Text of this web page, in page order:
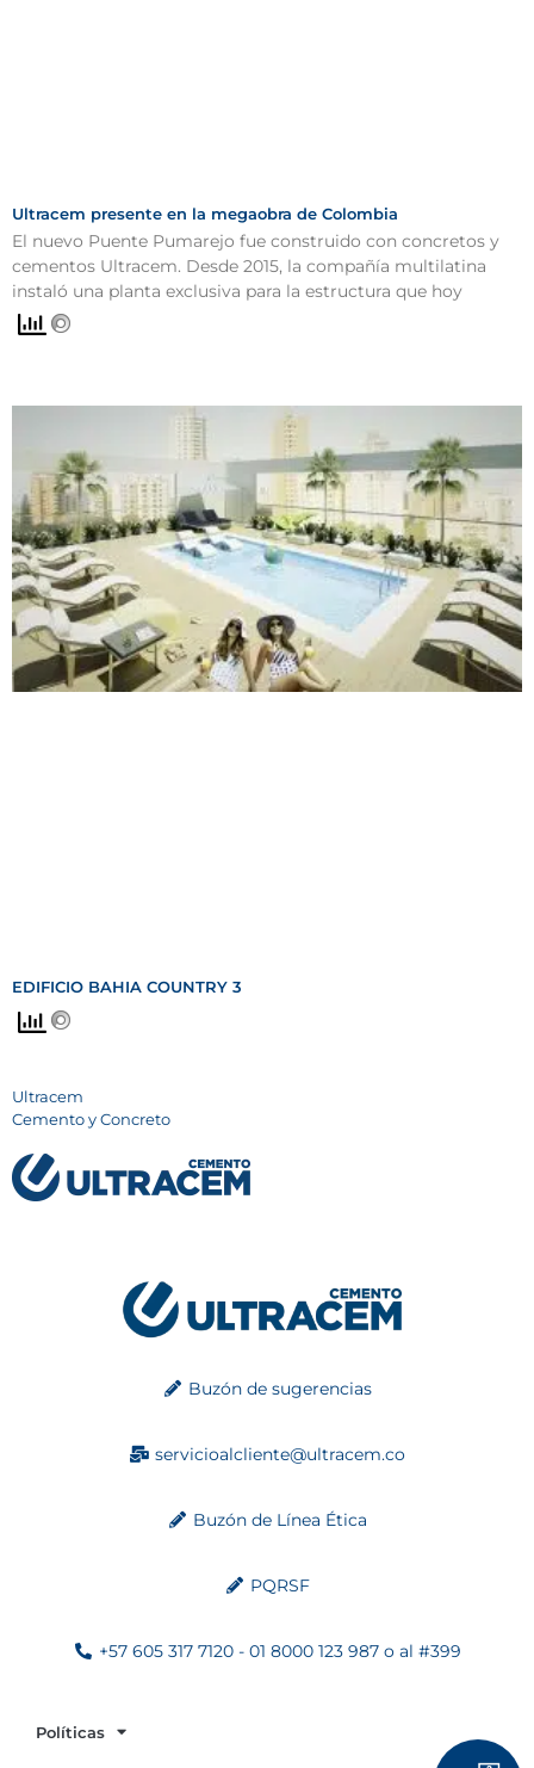
Ultracem presente en la megaobra de Colombia
El nuevo Puente Pumarejo fue construido con concretos y
cementos Ultracem. Desde 2015, la compañía multilatina
instaló una planta exclusiva para la estructura que hoy
EDIFICIO BAHIA COUNTRY 3
Ultracem
Cemento y Concreto
Buzón de sugerencias
servicioalcliente@ultracem.co
Buzón de Línea Ética
PQRSF
+57 605 317 7120 - 01 8000 123 987 o al #399
Políticas